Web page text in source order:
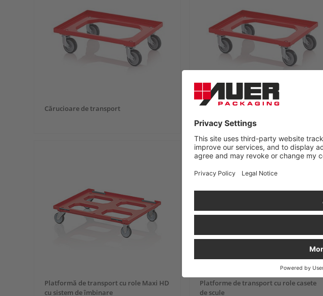
Cărucioare de transport
Platformă de transport cu role
Kompakt HD
Platformă de transport cu role Maxi HD
cu sistem de îmbinare
Platforme de transport cu role casete
de scule